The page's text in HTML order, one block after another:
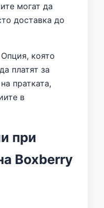
могат да
доставка до
Опция, която
платят за
пратката,
в
при
Boxberry